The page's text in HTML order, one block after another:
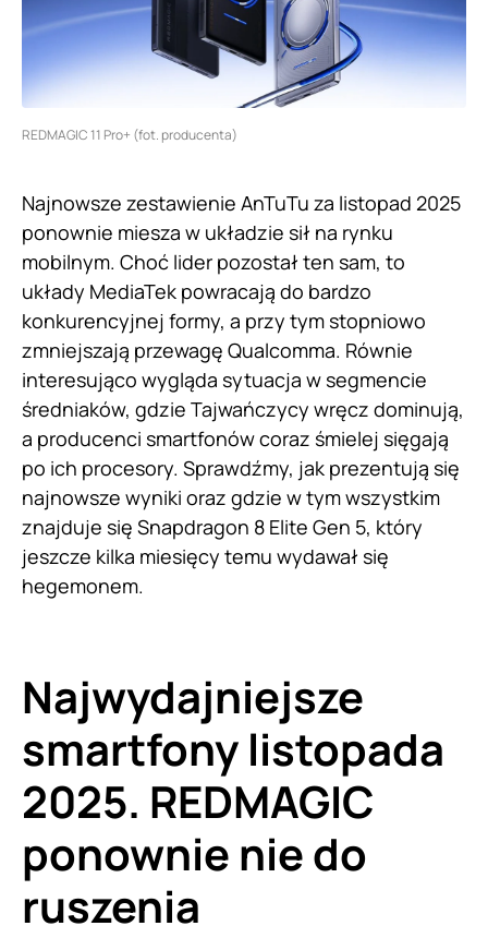
REDMAGIC 11 Pro+ (fot. producenta)
Najnowsze zestawienie AnTuTu za listopad 2025
ponownie miesza w układzie sił na rynku
mobilnym. Choć lider pozostał ten sam, to
układy MediaTek powracają do bardzo
konkurencyjnej formy, a przy tym stopniowo
zmniejszają przewagę Qualcomma. Równie
interesująco wygląda sytuacja w segmencie
średniaków, gdzie Tajwańczycy wręcz dominują,
a producenci smartfonów coraz śmielej sięgają
po ich procesory. Sprawdźmy, jak prezentują się
najnowsze wyniki oraz gdzie w tym wszystkim
znajduje się Snapdragon 8 Elite Gen 5, który
jeszcze kilka miesięcy temu wydawał się
hegemonem.
Najwydajniejsze
smartfony listopada
2025. REDMAGIC
ponownie nie do
ruszenia